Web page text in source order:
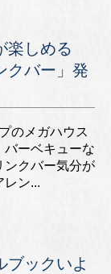
楽しめる
クバー」発
のメガハウス
バーベキューな
ンクバー気分が
レン...
ブックいよ